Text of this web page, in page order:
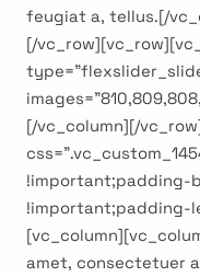
feugiat a, tellus.[/
[/
[/vc_column][/
!important;padding-
!important;padding-
amet, consectetuer